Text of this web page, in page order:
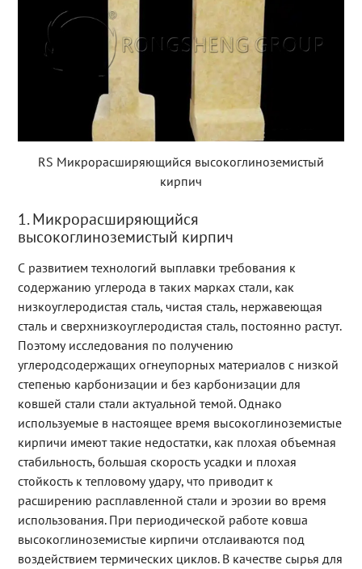
RS Микрорасширяющийся высокоглиноземистый
кирпич
1. Микрорасширяющийся
высокоглиноземистый кирпич
С развитием технологий выплавки требования к
содержанию углерода в таких марках стали, как
низкоуглеродистая сталь, чистая сталь, нержавеющая
сталь и сверхнизкоуглеродистая сталь, постоянно растут.
Поэтому исследования по получению
углеродсодержащих огнеупорных материалов с низкой
степенью карбонизации и без карбонизации для
ковшей стали стали актуальной темой. Однако
используемые в настоящее время высокоглиноземистые
кирпичи имеют такие недостатки, как плохая объемная
стабильность, большая скорость усадки и плохая
стойкость к тепловому удару, что приводит к
расширению расплавленной стали и эрозии во время
использования. При периодической работе ковша
высокоглиноземистые кирпичи отслаиваются под
воздействием термических циклов. В качестве сырья для